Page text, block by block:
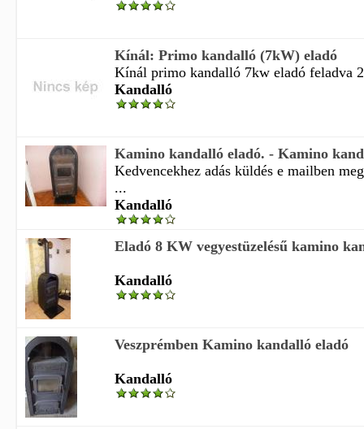
Kínál: Primo kandalló (7kW) eladó
Kínál primo kandalló 7kw eladó feladva
Kandalló
Kamino kandalló eladó. - Kamino
Kedvencekhez adás küldés e mailben
...
Kandalló
Eladó 8 KW vegyestüzelésű kamino
Kandalló
Veszprémben Kamino kandalló eladó
Kandalló